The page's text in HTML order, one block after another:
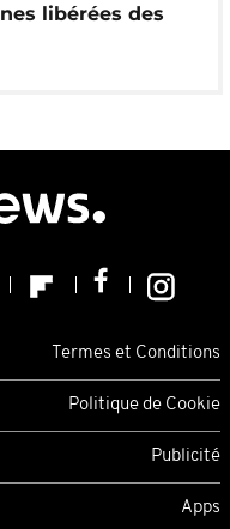
libérées des
Termes et Conditions
Politique de Cookie
Publicité
Apps